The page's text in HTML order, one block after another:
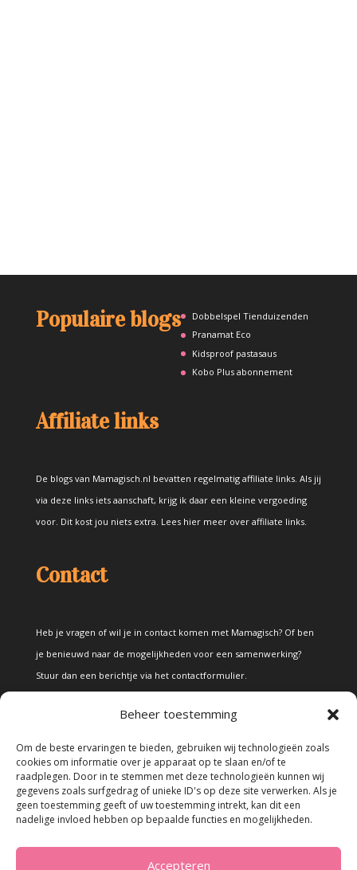
Beheer toestemming
Om de beste ervaringen te bieden, gebruiken wij technologieën zoals
cookies om informatie over je apparaat op te slaan en/of te
raadplegen. Door in te stemmen met deze technologieën kunnen wij
gegevens zoals surfgedrag of unieke ID's op deze site verwerken. Als je
geen toestemming geeft of uw toestemming intrekt, kan dit een
nadelige invloed hebben op bepaalde functies en mogelijkheden.
Accepteren
Populaire blogs
Dobbelspel Tienduizenden
Pranamat Eco
Kidsproof pastasaus
Kobo Plus abonnement
Affiliate links
De blogs van Mamagisch.nl bevatten regelmatig affiliate links. Als jij
via deze links iets aanschaft, krijg ik daar een kleine vergoeding
voor. Dit kost jou niets extra. Lees hier meer over affiliate links.
Contact
Heb je vragen of wil je in contact komen met Mamagisch? Of ben
je benieuwd naar de mogelijkheden voor een samenwerking?
Stuur dan een berichtje via het contactformulier.
Alle teksten en foto's op deze site zijn eigendom van Mamagisch.
Teksten en foto's van Mamagisch mogen onder geen beding
zonder toestemming worden overgenomen. Wanneer er gebruik
wordt gemaakt van teksten en foto's van derden, zal dit